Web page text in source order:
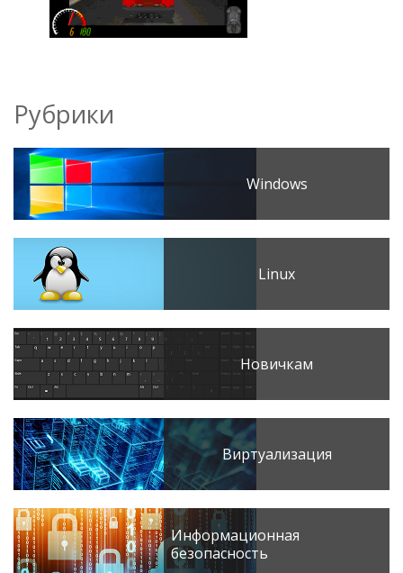
Рубрики
Windows
Linux
Новичкам
Виртуализация
Информационная
безопасность